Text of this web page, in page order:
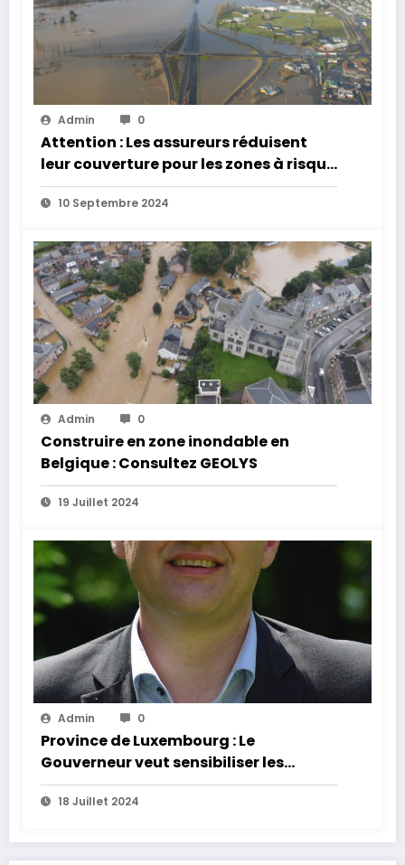
Admin 0
Attention : Les assureurs réduisent
leur couverture pour les zones à risque
d’inondation
10 Septembre 2024
Admin 0
Construire en zone inondable en
Belgique : Consultez GEOLYS
19 Juillet 2024
Admin 0
Province de Luxembourg : Le
Gouverneur veut sensibiliser les
habitants aux risques d’inondation
18 Juillet 2024